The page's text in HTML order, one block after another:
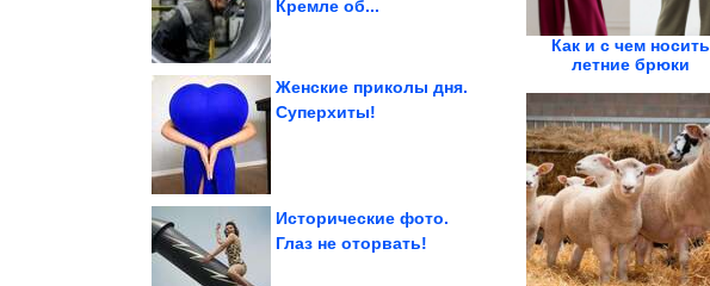
Кремле об...
Женские приколы дня.
Суперхиты!
Исторические фото.
Глаз не оторвать!
Как и с чем носить
летние брюки